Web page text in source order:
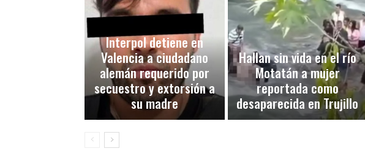
Interpol detiene en
Valencia a ciudadano
alemán requerido por
secuestro y extorsión a
su madre
Hallan sin vida en el río
Motatán a mujer
reportada como
desaparecida en Trujillo